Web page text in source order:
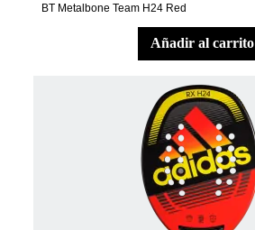
BT Metalbone Team H24 Red
añadir al carrito